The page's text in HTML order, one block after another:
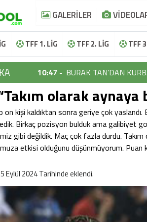
GALERİLER
TFF 1. LİG TFF 2. LİG TFF
10:47 - BURAK TAN’DAN
10:44 - İBRAHİM HALİL
10:37 - LOKMAN
10:36 - EFTAL
10:48 - AYHAN TUTUN’DAN
10:47 -
BURAK TAN’DAN
10:44 - İBRAHİM HALİL
10:37 -
LOKMAN
olarak aynaya
on kişi kaldıktan sonra geriye çok yaslandı.
Birkaç pozisyon bulduk ama galibiyet
gibi değildik. Maç çok fazla durdu.
etkisi olduğunu düşünmüyorum. Puan
Eylül 2024 Tarihinde eklendi.